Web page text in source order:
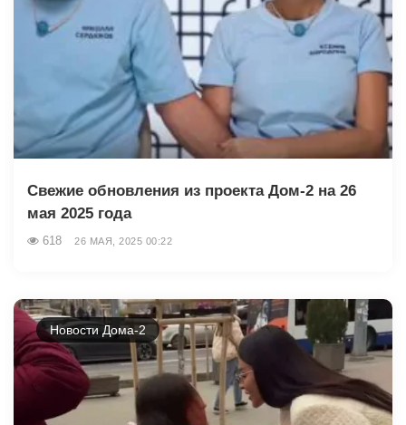
Свежие обновления из проекта Дом-2 на 26
мая 2025 года
618 26 МАЯ, 2025 00:22
Новости Дома-2